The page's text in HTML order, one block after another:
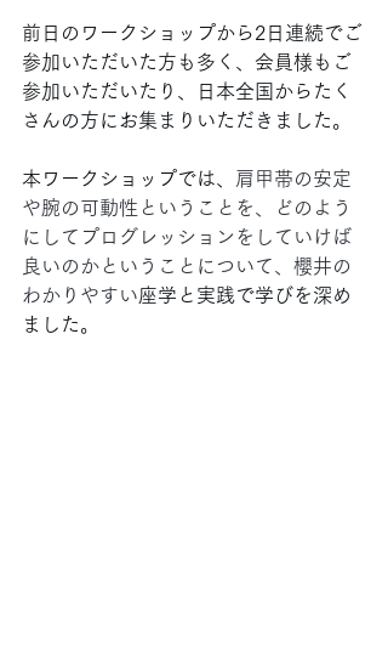
前日のワークショップから2日連続でご
参加いただいた方も多く、会員様もご
参加いただいたり、日本全国からたく
さんの方にお集まりいただきました。
本ワークショップでは、
肩甲帯の安定
や腕の可動性ということを、どのよう
にしてプログレッションをしていけば
良いのかということについて、櫻井の
わかりやすい座学と実践で学びを深め
ました。